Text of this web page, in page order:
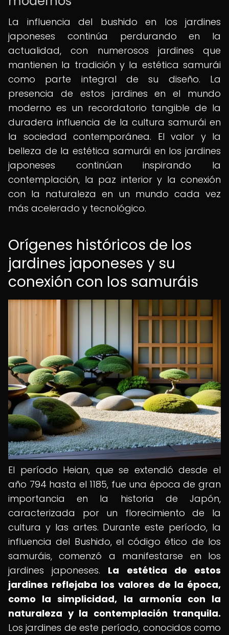
La influencia del bushido en los jardines
japoneses continúa perdurando en la
actualidad, con numerosos jardines que
mantienen la tradición y la estética samurái
como parte integral de su diseño. La
presencia de estos jardines en el mundo
moderno es un recordatorio tangible de la
duradera influencia de la cultura samurái en
la sociedad contemporánea. El valor y la
belleza de la estética samurái en los jardines
japoneses continúan inspirando la
contemplación, la paz interior y la conexión
con la naturaleza en un mundo cada vez
más acelerado y tecnológico.
Orígenes históricos de los
jardines japoneses y su
conexión con los samuráis
El período Heian, que se extendió desde el
año 794 hasta el 1185, fue una época de gran
importancia en la historia de Japón,
caracterizada por un florecimiento de la
cultura y las artes. Durante este período, la
influencia del Bushido, el código ético de los
samuráis, comenzó a manifestarse en los
jardines japoneses. La estética de estos
jardines reflejaba los valores de la época,
como la simplicidad, la armonía con la
naturaleza y la contemplación tranquila.
Los jardines de este período, conocidos como